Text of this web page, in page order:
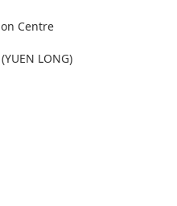
Centre
LONG)